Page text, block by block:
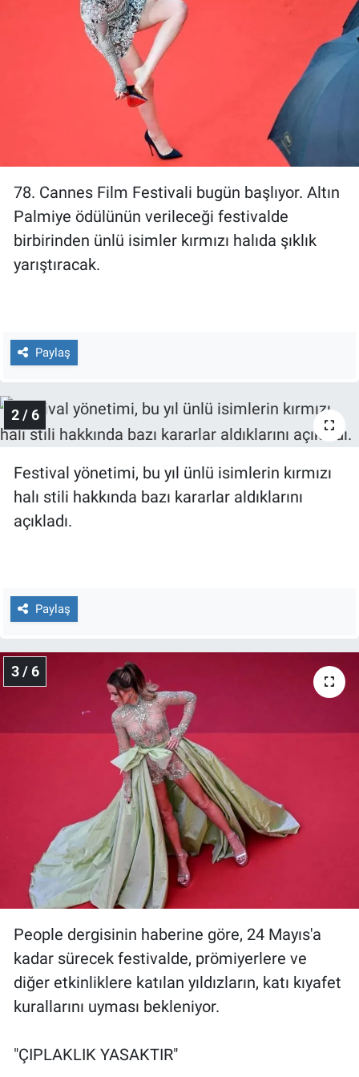
78. Cannes Film Festivali bugün başlıyor. Altın
Palmiye ödülünün verileceği festivalde
birbirinden ünlü isimler kırmızı halıda şıklık
yarıştıracak.
Paylaş
2 / 6
Festival yönetimi, bu yıl ünlü isimlerin kırmızı
halı stili hakkında bazı kararlar aldıklarını
açıkladı.
Paylaş
3 / 6
People dergisinin haberine göre, 24 Mayıs'a
kadar sürecek festivalde, prömiyerlere ve
diğer etkinliklere katılan yıldızların, katı kıyafet
kurallarını uyması bekleniyor.
"ÇIPLAKLIK YASAKTIR"
Gündem Özel
Günün görüntüsü
Kimdir
Koronavirüs
Nedir
Popüler
Sağlık
Spor
Türkiye'nin Geleceği
Türkiye'nin Gündemi
Yerel Gündem
Yerel Yaşam